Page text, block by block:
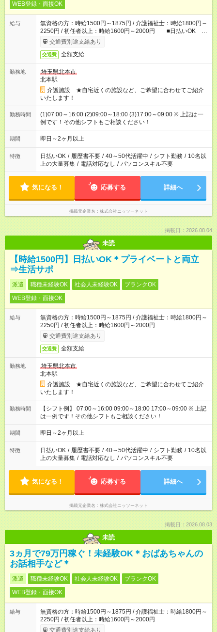
WEB登録・面接OK
給与
無資格の方：時給1500円～1875円 / 介護福祉士：時給1800円～
2250円 / 初任者以上：時給1600円～2000円 ■日払いOK ■
日収例：1万2000円（時給1500円×8h）
交通費別途支給あり
交通費 全額支給
勤務地
埼玉県北本市
北本駅
介護施設 ★自宅近くの施設など、ご希望に合わせてご紹介
いたします！
勤務時間
(1)07:00～16:00 (2)09:00～18:00 (3)17:00～09:00 ※ 上記は一
例です！その他シフトもご相談ください！
期間 即日～2ヶ月以上
特徴 日払いOK / 履歴書不要 / 40～50代活躍中 / シフト勤務 / 10名以
上の大量募集 / 電話対応なし / パソコンスキル不要
気になる！ 応募する 詳細へ
掲載元企業名 株式会社ニッソーネット
掲載日：2026.08.04
未読
【時給1500円】日払いOK＊プライベートと両立
⇒生活サポ
派遣 職種未経験OK 社会人未経験OK
ブランクOK
WEB登録・面接OK
給与
無資格の方：時給1500円～1875円 / 介護福祉士：時給1800円～
2250円 / 初任者以上：時給1600円～2000円
交通費別途支給あり
交通費 全額支給
勤務地
埼玉県北本市
北本駅
介護施設 ★自宅近くの施設など、ご希望に合わせてご紹介
いたします！
勤務時間
【シフト例】 07:00～16:00 09:00～18:00 17:00～09:00 ※ 上記
は一例です！その他シフトもご相談ください！
期間 即日～2ヶ月以上
特徴 日払いOK / 履歴書不要 / 40～50代活躍中 / シフト勤務 / 10名以
上の大量募集 / 電話対応なし / パソコンスキル不要
気になる！ 応募する 詳細へ
掲載元企業名 株式会社ニッソーネット
掲載日：2026.08.03
未読
3ヵ月で79万円稼ぐ！未経験OK＊おばあちゃんの
お話相手など＊
派遣 職種未経験OK 社会人未経験OK
ブランクOK
WEB登録・面接OK
給与
無資格の方：時給1500円～1875円 / 介護福祉士：時給1800円～
2250円 / 初任者以上：時給1600円～2000円
交通費別途支給あり